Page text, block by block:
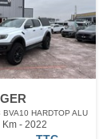
HARDTOP ALU
Km- 2022